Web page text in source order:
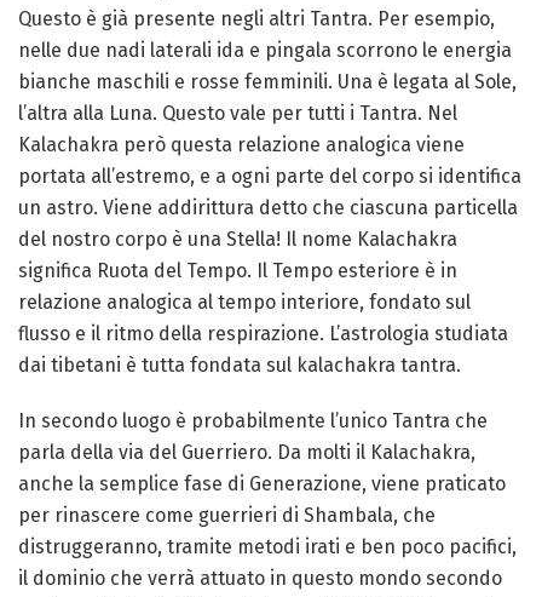
Questo è già presente negli altri Tantra. Per esempio,
nelle due nadi laterali ida e pingala scorrono le energia
bianche maschili e rosse femminili. Una è legata al Sole,
l’altra alla Luna. Questo vale per tutti i Tantra. Nel
Kalachakra però questa relazione analogica viene
portata all’estremo, e a ogni parte del corpo si identifica
un astro. Viene addirittura detto che ciascuna particella
del nostro corpo è una Stella! Il nome Kalachakra
significa Ruota del Tempo. Il Tempo esteriore è in
relazione analogica al tempo interiore, fondato sul
flusso e il ritmo della respirazione. L’astrologia studiata
dai tibetani è tutta fondata sul kalachakra tantra.
In secondo luogo è probabilmente l’unico Tantra che
parla della via del Guerriero. Da molti il Kalachakra,
anche la semplice fase di Generazione, viene praticato
per rinascere come guerrieri di Shambala, che
distruggeranno, tramite metodi irati e ben poco pacifici,
il dominio che verrà attuato in questo mondo secondo